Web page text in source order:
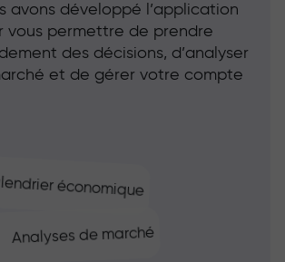
économique
Analyses de marché
avons développé l’application
vous permettre de prendre
des décisions, d’analyser
et de gérer votre compte